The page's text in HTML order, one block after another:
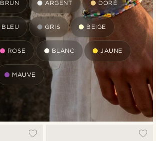
BRUN ARGENT DORÉ
BLEU GRIS BEIGE
ROSE BLANC JAUNE
MAUVE